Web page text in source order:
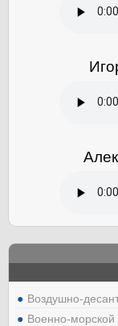
Воздушно-
Военно-